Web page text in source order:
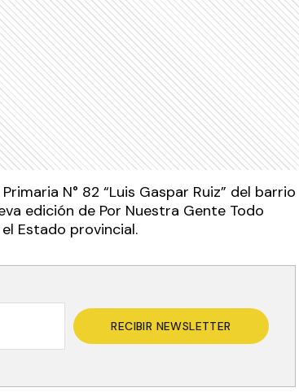
N° 82 “Luis Gaspar Ruiz” del barrio
edición de Por Nuestra Gente Todo
Estado provincial.
RECIBIR NEWSLETTER